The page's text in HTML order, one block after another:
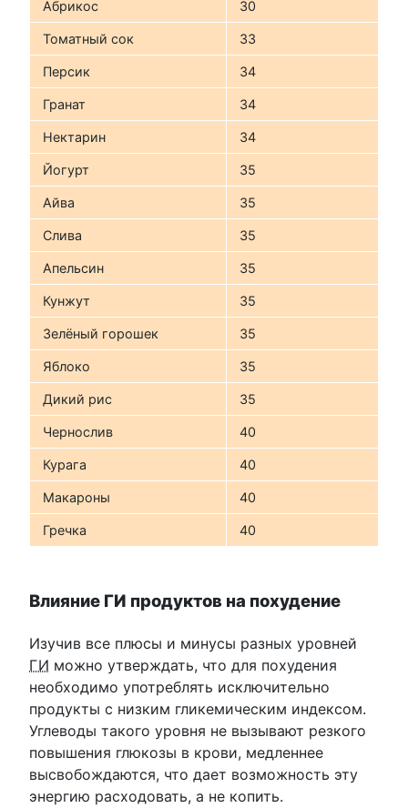
Абрикос 30
Томатный сок 33
Персик 34
Гранат 34
Нектарин 34
Йогурт 35
Айва 35
Слива 35
Апельсин 35
Кунжут 35
Зелёный горошек 35
Яблоко 35
Дикий рис 35
Чернослив 40
Курага 40
Макароны 40
Гречка 40
Влияние ГИ продуктов на похудение
Изучив все плюсы и минусы разных уровней
ГИ можно утверждать, что для похудения
необходимо употреблять исключительно
продукты с низким гликемическим индексом.
Углеводы такого уровня не вызывают резкого
повышения глюкозы в крови, медленнее
высвобождаются, что дает возможность эту
энергию расходовать, а не копить.